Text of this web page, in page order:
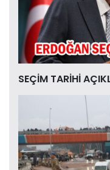
SEÇİM TARİHİ